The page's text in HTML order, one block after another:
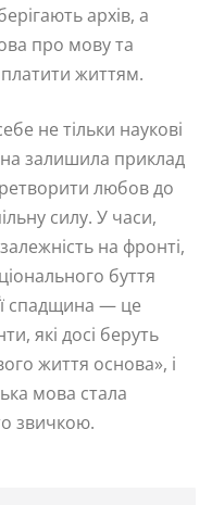
архів, а
про мову та
платити життям.
не тільки наукові
залишила приклад
любов до
силу. У часи,
на фронті,
буття
спадщина — це
які досі беруть
життя основа», і
мова стала
звичкою.